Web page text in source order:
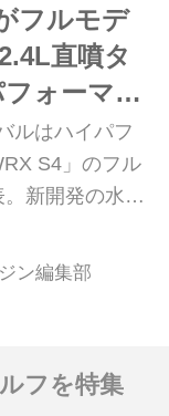
の魅力をアッ
Sport R／
された。 この
た新型「WRX
平対向4気筒
（275ps／
フルモデ
直噴タ
ォーマン
ョンでス
に向上
ルはハイパフ
S4」のフル
新開発の水平
スミッショ
まで以上に走
ン編集部
フを特集